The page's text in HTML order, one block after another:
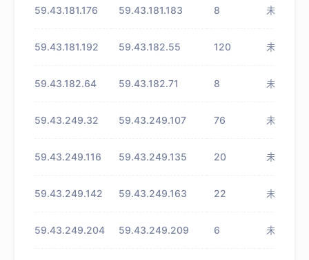
59.43.181.176 59.43.181.183 8 未知
59.43.181.192 59.43.182.55 120 未知
59.43.182.64 59.43.182.71 8 未知
59.43.249.32 59.43.249.107 76 未知
59.43.249.116 59.43.249.135 20 未知
59.43.249.142 59.43.249.163 22 未知
59.43.249.204 59.43.249.209 6 未知